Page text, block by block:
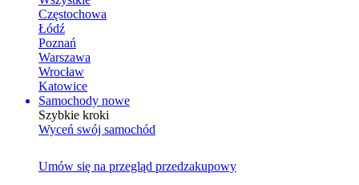
Częstochowa
Łódź
Poznań
Warszawa
Wrocław
Katowice
Samochody nowe
Szybkie kroki
Wyceń swój samochód
Umów się na przegląd przedzakupowy